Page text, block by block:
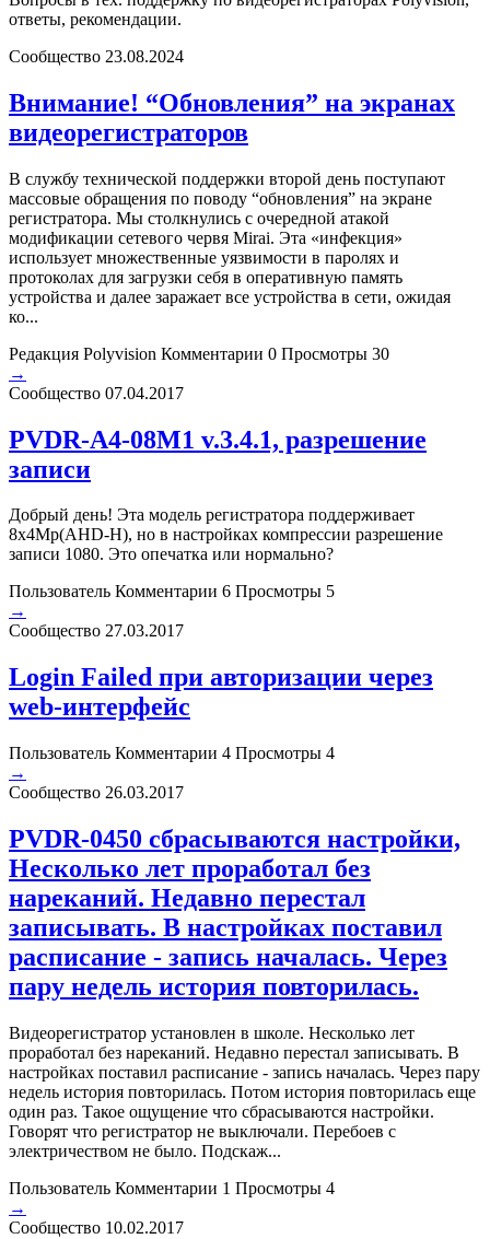
ответы, рекомендации.
Сообщество 23.08.2024
Внимание! “Обновления” на экранах
видеорегистраторов
В службу технической поддержки второй день поступают
массовые обращения по поводу “обновления” на экране
регистратора. Мы столкнулись с очередной атакой
модификации сетевого червя Mirai. Эта «инфекция»
использует множественные уязвимости в паролях и
протоколах для загрузки себя в оперативную память
устройства и далее заражает все устройства в сети, ожидая
ко...
Редакция Polyvision Комментарии 0 Просмотры 30
→
Сообщество 07.04.2017
PVDR-A4-08M1 v.3.4.1, разрешение
записи
Добрый день! Эта модель регистратора поддерживает
8x4Мp(AHD-H), но в настройках компрессии разрешение
записи 1080. Это опечатка или нормально?
Пользователь Комментарии 6 Просмотры 5
→
Сообщество 27.03.2017
Login Failed при авторизации через
web-интерфейс
Пользователь Комментарии 4 Просмотры 4
→
Сообщество 26.03.2017
PVDR-0450 сбрасываются настройки,
Несколько лет проработал без
нареканий. Недавно перестал
записывать. В настройках поставил
расписание - запись началась. Через
пару недель история повторилась.
Видеорегистратор установлен в школе. Несколько лет
проработал без нареканий. Недавно перестал записывать. В
настройках поставил расписание - запись началась. Через пару
недель история повторилась. Потом история повторилась еще
один раз. Такое ощущение что сбрасываются настройки.
Говорят что регистратор не выключали. Перебоев с
электричеством не было. Подскаж...
Пользователь Комментарии 1 Просмотры 4
→
Сообщество 10.02.2017